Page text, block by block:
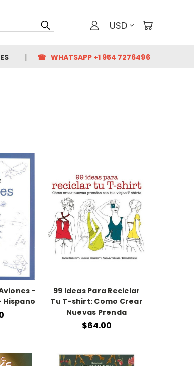
USD
☎ WHATSAPP +1 954 7276496
-
Hispano
99 Ideas Para Reciclar
Tu T-shirt: Como Crear
Nuevas Prenda
$64.00